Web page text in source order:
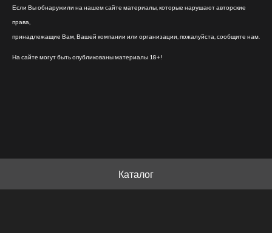
Если Вы обнаружили на нашем сайте материалы, которые нарушают авторские
права,
принадлежащие Вам, Вашей компании или организации, пожалуйста, сообщите нам.
На сайте могут быть опубликованы материалы 18+!
Каталог